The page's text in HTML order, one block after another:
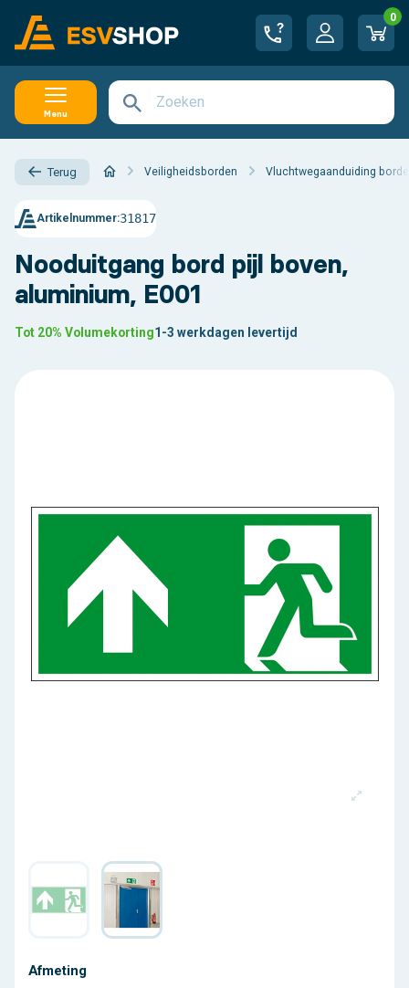
0
Menu
Terug Veiligheidsborden Vluchtwegaanduiding
Nooduitgang bord pijl boven,
aluminium, E001
Artikelnummer:31817
Tot 20% Volumekorting1-3 werkdagen levertijd
Afmeting